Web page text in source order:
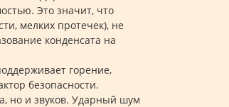
Это значит, что
мелких протечек), не
конденсата на
горение,
безопасности.
но и звуков. Ударный шум